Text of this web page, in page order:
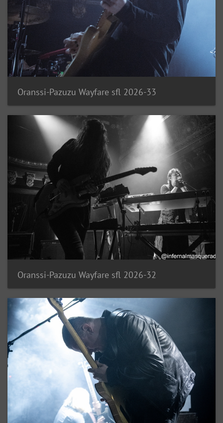
Oranssi-Pazuzu Wayfare sfl 2026-33
Oranssi-Pazuzu Wayfare sfl 2026-32